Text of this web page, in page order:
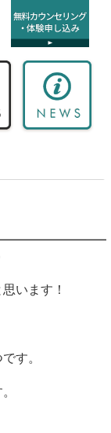
います！
す。